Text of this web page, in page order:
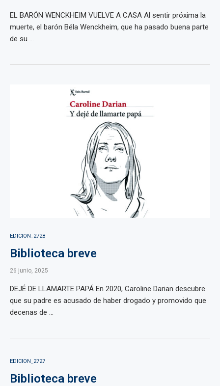
EL BARÓN WENCKHEIM VUELVE A CASA Al sentir próxima la
muerte, el barón Béla Wenckheim, que ha pasado buena parte
de su ...
EDICION_2728
Biblioteca breve
26 junio, 2025
DEJÉ DE LLAMARTE PAPÁ En 2020, Caroline Darian descubre
que su padre es acusado de haber drogado y promovido que
decenas de ...
EDICION_2727
Biblioteca breve